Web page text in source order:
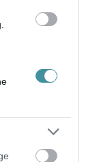
kövessen
oldalán!